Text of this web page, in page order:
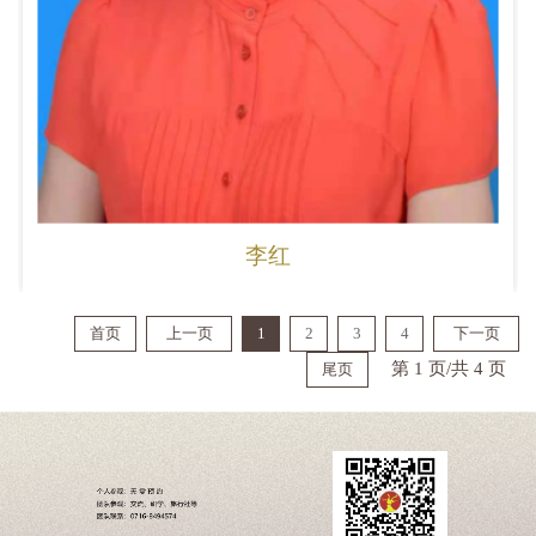
李红
首页 上一页 1 2 3 4
下一页
尾页
第 1 页/共 4 页